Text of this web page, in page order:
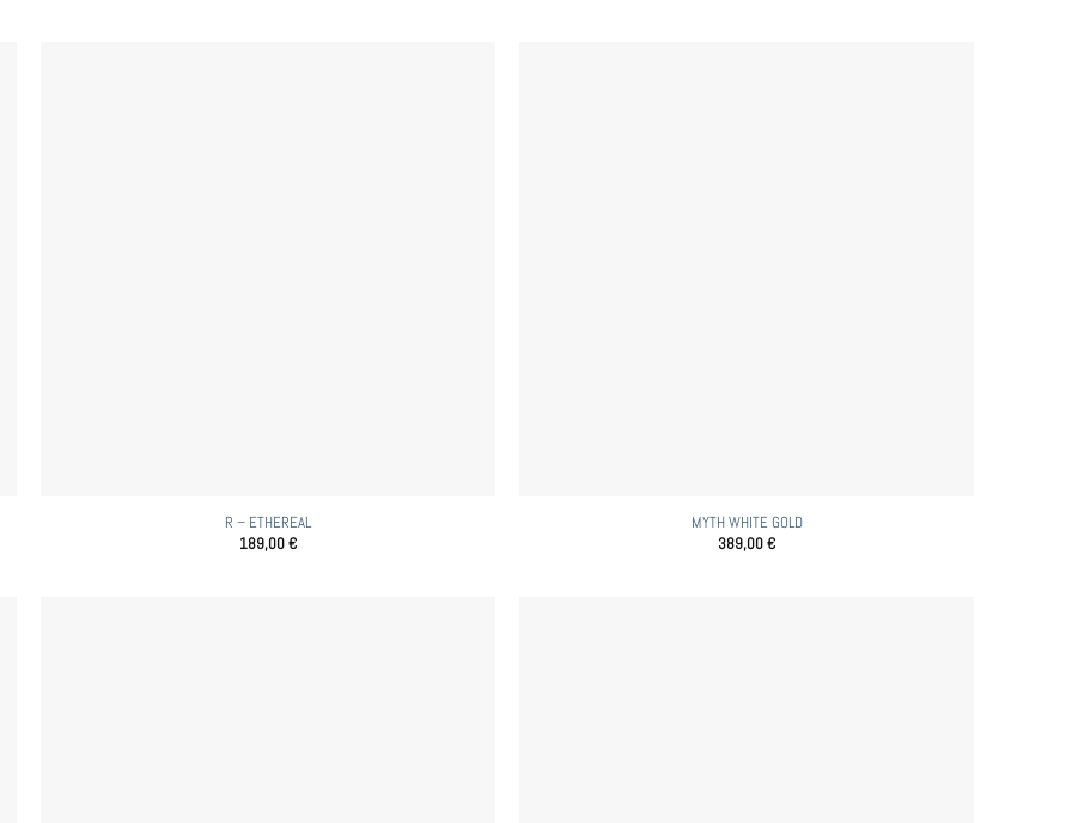
R – ETHEREAL
189,00€
MYTH WHITE GOLD
389,00€